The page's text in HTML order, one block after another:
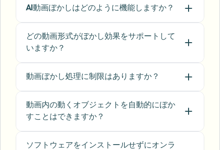
my vlogs.
Content Creator•YouTube
blur and automatic license-plate hiding
keeps posts compliant and on-brand without
manual editing."
Emma Rodriguez
Social Media Manager•Digital Agency
AI動画ぼかしはどのように機能しますか？
どの動画形式がぼかし効果をサポートして
いますか？
動画ぼかし処理に制限はありますか？
動画内の動くオブジェクトを自動的にぼか
すことはできますか？
ソフトウェアをインストールせずにオンラ